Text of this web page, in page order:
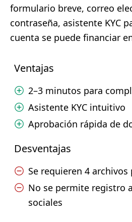
formulario breve, correo
contraseña, asistente KYC
cuenta se puede financiar
Ventajas
2–3 minutos para
Asistente KYC intuitivo
Aprobación rápida de
Desventajas
Se requieren 4 archivos
No se permite registro
sociales